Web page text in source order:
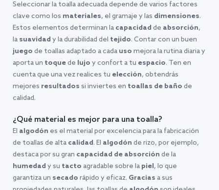
Seleccionar la toalla adecuada depende de varios factores
clave como los materiales, el gramaje y las dimensiones.
Estos elementos determinan la capacidad de absorción,
la suavidad y la durabilidad del tejido. Contar con un buen
juego de toallas adaptado a cada uso mejora la rutina diaria y
aporta un toquede lujo y confort a tu espacio. Ten en
cuenta que una vez realices tu elección, obtendrás
mejores resultados si inviertes en toallas de baño de
calidad.
¿Qué material es mejor para una toalla?
El algodón es el material por excelencia para la fabricación
de toallas de alta calidad. El algodón de rizo, por ejemplo,
destaca por su gran capacidad de absorción de la
humedad y su tacto agradable sobre la piel, lo que
garantiza un secado rápido y eficaz. Gracias a sus